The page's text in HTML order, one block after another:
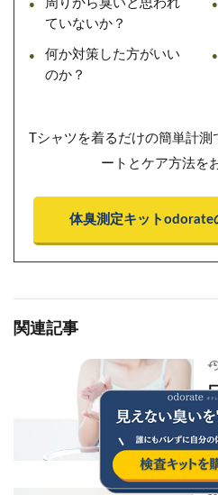
周りから臭いと思われ
ていないか？
何か対策した方がいい
のか？
Tシャツを着るだけの簡単計
ートとケア方法を
体臭測定キットodorate
関連記事